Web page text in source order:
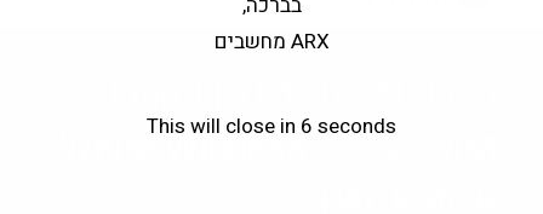
White Wireless 3X120MM
ARX מחשבים
This will close in 6 seconds